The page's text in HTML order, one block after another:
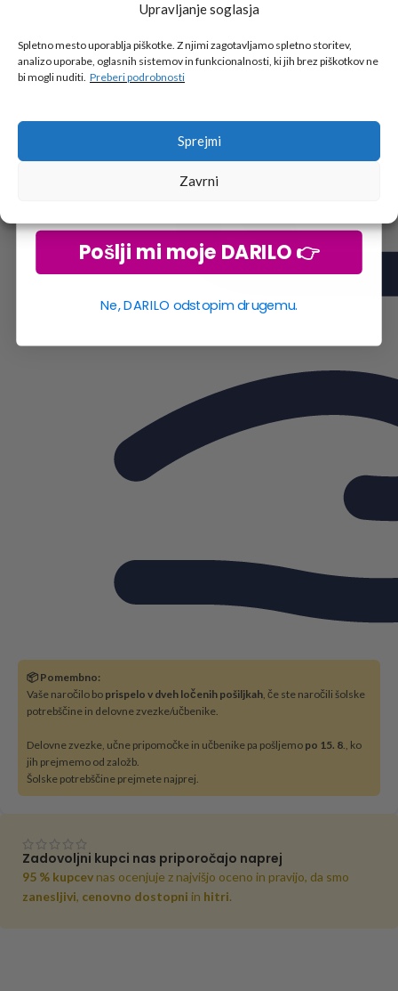
Upravljanje soglasja
Spletno mesto uporablja piškotke. Z njimi zagotavljamo spletno storitev,
analizo uporabe, oglasnih sistemov in funkcionalnosti, ki jih brez piškotkov ne
bi mogli nuditi. Preberi podrobnosti
Sprejmi
Zavrni
📦 Pomembno:
Vaše naročilo bo prispelo v dveh ločenih pošiljkah, če ste naročili šolske
potrebščine in delovne zvezke/učbenike.
Delovne zvezke, učne pripomočke in učbenike pa pošljemo po 15. 8., ko
jih prejmemo od založb.
Šolske potrebščine prejmete najprej.
Zadovoljni kupci nas priporočajo naprej
95 % kupcev nas ocenjuje z najvišjo oceno in pravijo, da smo
zanesljivi, cenovno dostopni in hitri.
Tukaj je!
🎁 DARILO
Vpiši podatke za prejem darila
Pošlji mi moje DARILO 👉
Ne, DARILO odstopim drugemu.